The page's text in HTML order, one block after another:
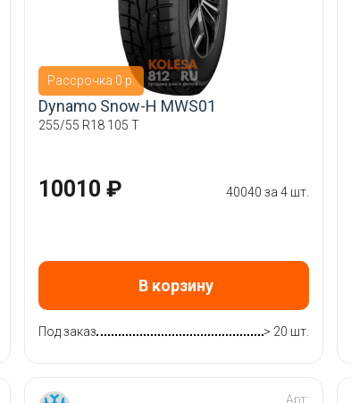
Рассрочка 0 р.
Dynamo Snow-H MWS01
255/55 R18 105 T
10010 ₽ 40040 за 4 шт.
В корзину
Под заказ > 20 шт.
Арт: